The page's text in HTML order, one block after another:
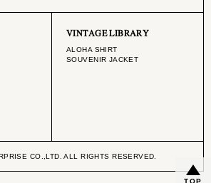
TOP
VINTAGE LIBRARY
ALOHA SHIRT
SOUVENIR JACKET
CO.,LTD. ALL RIGHTS RESERVED.